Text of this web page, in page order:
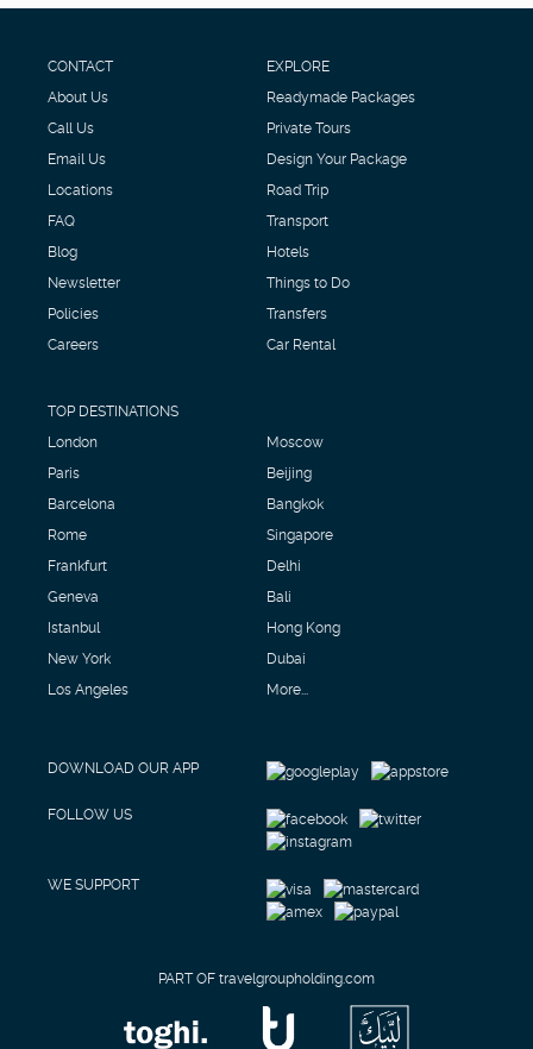
CONTACT
About Us
Call Us
Email Us
Locations
FAQ
Blog
Newsletter
Policies
Careers
EXPLORE
Readymade Packages
Private Tours
Design Your Package
Road Trip
Transport
Hotels
Things to Do
Transfers
Car Rental
TOP DESTINATIONS
London
Paris
Barcelona
Rome
Frankfurt
Geneva
Istanbul
New York
Los Angeles
Moscow
Beijing
Bangkok
Singapore
Delhi
Bali
Hong Kong
Dubai
More...
DOWNLOAD OUR APP
FOLLOW US
WE SUPPORT
PART OF travelgroupholding.com